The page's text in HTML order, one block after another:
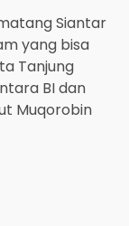
Siantar
yang bisa
Tanjung
BI dan
Muqorobin